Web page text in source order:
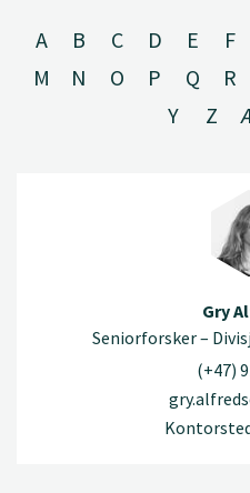
A B C D E F
M
N O P Q R
Y
Z
Gry
Seniorforsker –
(+47)